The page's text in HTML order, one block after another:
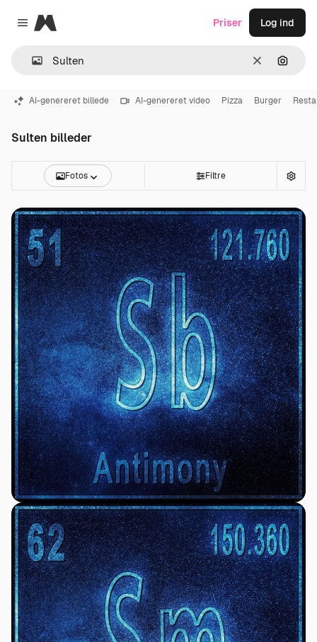
Close menu
Magnific
Klar Søg
Priser Log ind
AI-genereret billede AI-genereret video Pizza Burger
Sulten billeder
Fotos Filtre